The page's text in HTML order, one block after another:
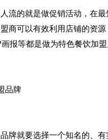
的就是做促销活动，在最
商可以有效利用店铺的资
报等都是做为特色餐饮加
品牌
就要选择一个知名的、有